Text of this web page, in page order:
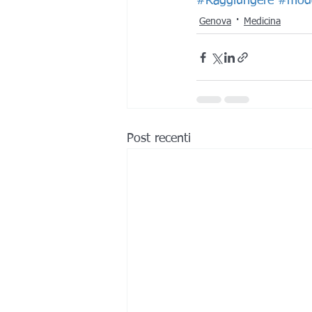
Genova Medicina
Post recenti